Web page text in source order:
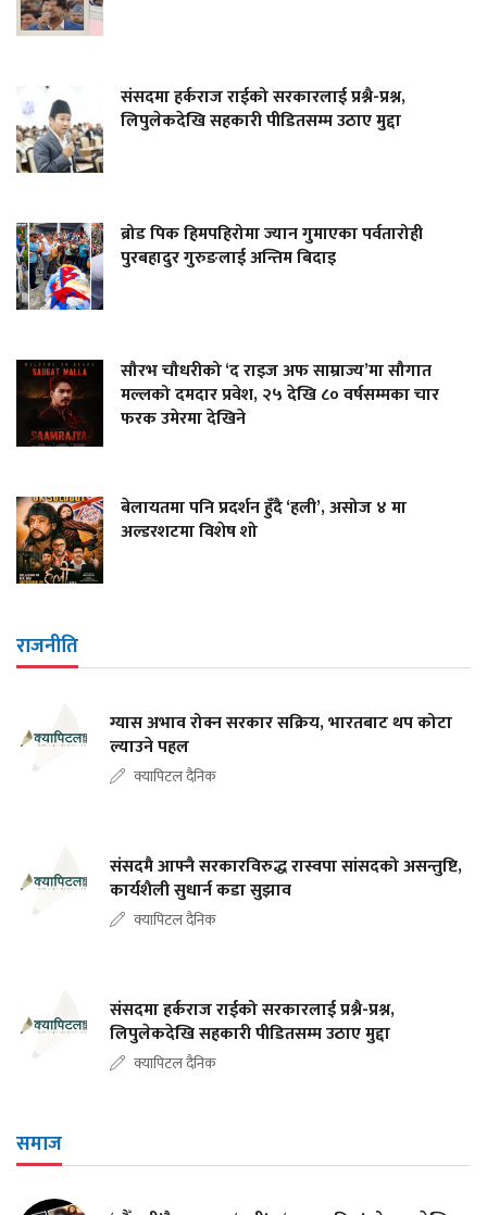
संसदमा हर्कराज राईको सरकारलाई प्रश्नै-प्रश्न,
लिपुलेकदेखि सहकारी पीडितसम्म उठाए मुद्दा
ब्रोड पिक हिमपहिरोमा ज्यान गुमाएका पर्वतारोही
पुरबहादुर गुरुङलाई अन्तिम बिदाइ
सौरभ चौधरीको ‘द राइज अफ साम्राज्य’मा सौगात
मल्लको दमदार प्रवेश, २५ देखि ८० वर्षसम्मका चार
फरक उमेरमा देखिने
बेलायतमा पनि प्रदर्शन हुँदै ‘हली’, असोज ४ मा
अल्डरशटमा विशेष शो
राजनीति
ग्यास अभाव रोक्न सरकार सक्रिय, भारतबाट थप कोटा
ल्याउने पहल
क्यापिटल दैनिक
संसदमै आफ्नै सरकारविरुद्ध रास्वपा सांसदको असन्तुष्टि,
कार्यशैली सुधार्न कडा सुझाव
क्यापिटल दैनिक
संसदमा हर्कराज राईको सरकारलाई प्रश्नै-प्रश्न,
लिपुलेकदेखि सहकारी पीडितसम्म उठाए मुद्दा
क्यापिटल दैनिक
समाज